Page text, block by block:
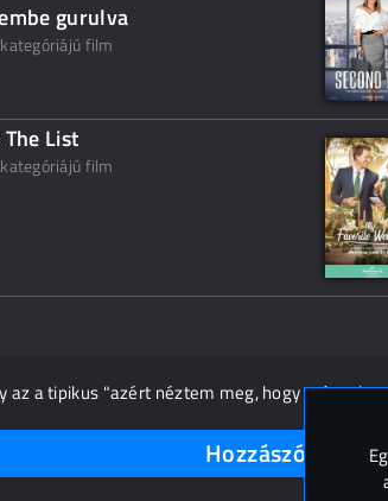
gurulva
film
List
film
az a tipikus "azért néztem meg, hogy másnak
Hozzászólások (0